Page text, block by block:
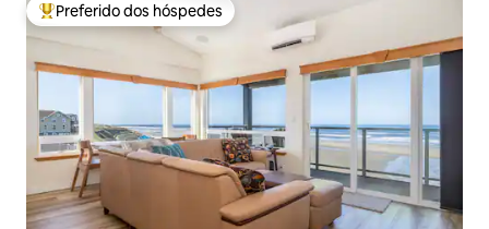
Entre os melhores preferidos dos hóspedes
Preferido dos hóspedes